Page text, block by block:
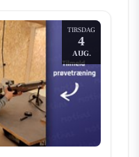
TIRSDAG
4
AUG.